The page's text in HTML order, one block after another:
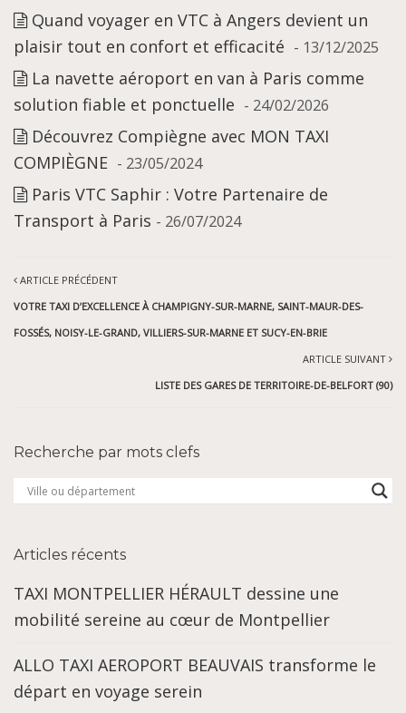
Quand voyager en VTC à Angers devient un
plaisir tout en confort et efficacité - 13/12/2025
La navette aéroport en van à Paris comme
solution fiable et ponctuelle - 24/02/2026
Découvrez Compiègne avec MON TAXI
COMPIÈGNE - 23/05/2024
Paris VTC Saphir : Votre Partenaire de
Transport à Paris - 26/07/2024
ARTICLE PRÉCÉDENT
VOTRE TAXI D’EXCELLENCE À CHAMPIGNY-SUR-MARNE, SAINT-MAUR-DES-
FOSSÉS, NOISY-LE-GRAND, VILLIERS-SUR-MARNE ET SUCY-EN-BRIE
ARTICLE SUIVANT
LISTE DES GARES DE TERRITOIRE-DE-BELFORT (90)
Recherche par mots clefs
Articles récents
TAXI MONTPELLIER HÉRAULT dessine une
mobilité sereine au cœur de Montpellier
ALLO TAXI AEROPORT BEAUVAIS transforme le
départ en voyage serein